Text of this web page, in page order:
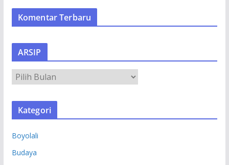
Komentar Terbaru
ARSIP
R
S
Kategori
Boyolali
Budaya